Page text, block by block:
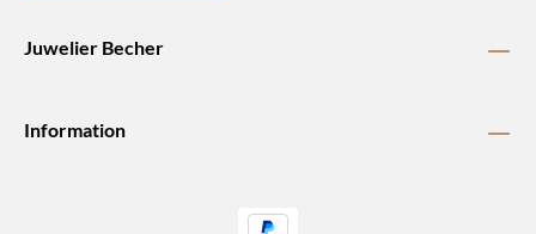
Juwelier Becher
Information